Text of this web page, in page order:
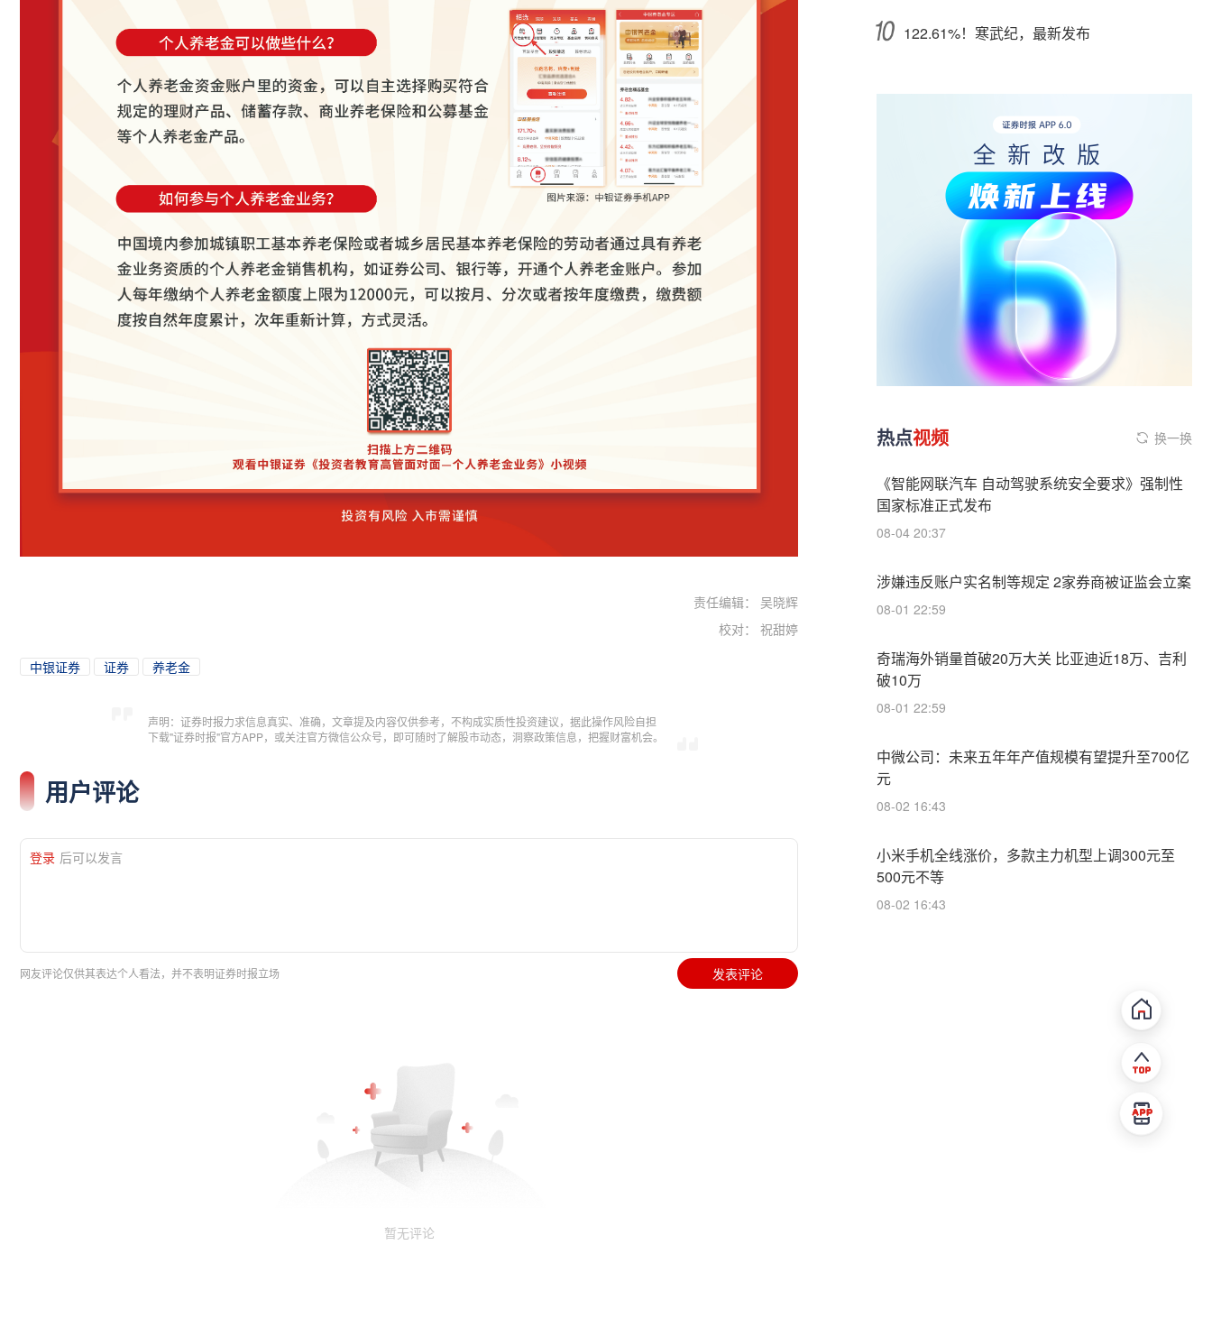
责任编辑： 吴晓辉
校对： 祝甜婷
中银证券 证券 养老金
声明：证券时报力求信息真实、准确，文章提及内容仅供参考，不构成实质性投资建议，据此操作风险自担
下载"证券时报"官方APP，或关注官方微信公众号，即可随时了解股市动态，洞察政策信息，把握财富机会。
用户评论
登录 后可以发言
网友评论仅供其表达个人看法，并不表明证券时报立场 发表评论
暂无评论
122.61%！寒武纪，最新发布
热点视频 换一换
《智能网联汽车 自动驾驶系统安全要求》强制性
国家标准正式发布
08-04 20:37
涉嫌违反账户实名制等规定 2家券商被证监会立案
08-01 22:59
奇瑞海外销量首破20万大关 比亚迪近18万、吉利
破10万
08-01 22:59
中微公司：未来五年年产值规模有望提升至700亿
元
08-02 16:43
小米手机全线涨价，多款主力机型上调300元至
500元不等
08-02 16:43